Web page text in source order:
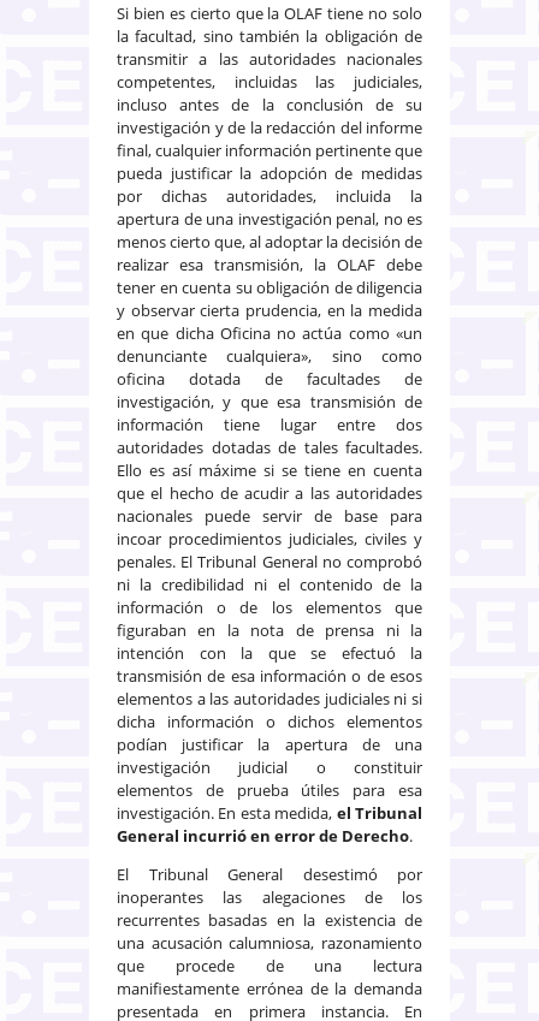
Si bien es cierto que la OLAF tiene no solo
la facultad, sino también la obligación de
transmitir a las autoridades nacionales
competentes, incluidas las judiciales,
incluso antes de la conclusión de su
investigación y de la redacción del informe
final, cualquier información pertinente que
pueda justificar la adopción de medidas
por dichas autoridades, incluida la
apertura de una investigación penal, no es
menos cierto que, al adoptar la decisión de
realizar esa transmisión, la OLAF debe
tener en cuenta su obligación de diligencia
y observar cierta prudencia, en la medida
en que dicha Oficina no actúa como «un
denunciante cualquiera», sino como
oficina dotada de facultades de
investigación, y que esa transmisión de
información tiene lugar entre dos
autoridades dotadas de tales facultades.
Ello es así máxime si se tiene en cuenta
que el hecho de acudir a las autoridades
nacionales puede servir de base para
incoar procedimientos judiciales, civiles y
penales. El Tribunal General no comprobó
ni la credibilidad ni el contenido de la
información o de los elementos que
figuraban en la nota de prensa ni la
intención con la que se efectuó la
transmisión de esa información o de esos
elementos a las autoridades judiciales ni si
dicha información o dichos elementos
podían justificar la apertura de una
investigación judicial o constituir
elementos de prueba útiles para esa
investigación. En esta medida, el Tribunal
General incurrió en error de Derecho.
El Tribunal General desestimó por
inoperantes las alegaciones de los
recurrentes basadas en la existencia de
una acusación calumniosa, razonamiento
que procede de una lectura
manifiestamente errónea de la demanda
presentada en primera instancia. En